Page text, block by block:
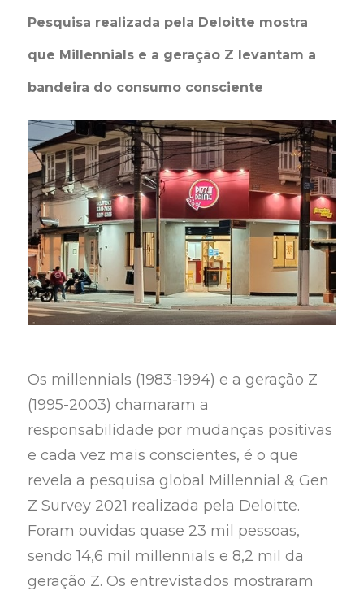
Pesquisa realizada pela Deloitte mostra
que Millennials e a geração Z levantam a
bandeira do consumo consciente
Os millennials (1983-1994) e a geração Z
(1995-2003) chamaram a
responsabilidade por mudanças positivas
e cada vez mais conscientes, é o que
revela a pesquisa global Millennial & Gen
Z Survey 2021 realizada pela Deloitte.
Foram ouvidas quase 23 mil pessoas,
sendo 14,6 mil millennials e 8,2 mil da
geração Z. Os entrevistados mostraram